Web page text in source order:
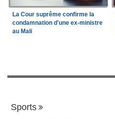
La Cour suprême confirme la
condamnation d'une ex-ministre
au Mali
Sports